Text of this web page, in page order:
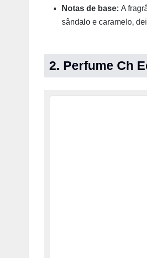
Notas de base: A
sândalo e caramelo,
2. Perfume Ch